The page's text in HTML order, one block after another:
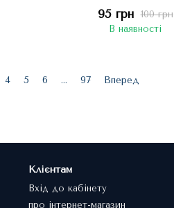
100 грн
95 грн
В наявності
4 5 6 ... 97 Вперед
Клієнтам
Вхід до кабінету
про інтернет-магазин